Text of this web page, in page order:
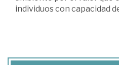
individuos con capacidad